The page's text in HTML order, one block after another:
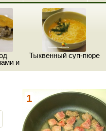
и
Тыквенный суп-пюре
1